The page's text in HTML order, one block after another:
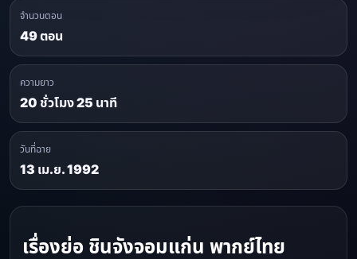
จำนวนตอน
49 ตอน
ความยาว
20 ชั่วโมง 25 นาที
วันที่ฉาย
13 เม.ย. 1992
เรื่องย่อ ชินจังจอมแก่น พากย์ไทย